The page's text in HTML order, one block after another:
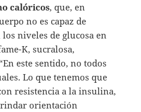
calóricos, que, en
no es capaz de
niveles de glucosa en
K, sucralosa,
este sentido, no todos
Lo que tenemos que
resistencia a la insulina,
orientación